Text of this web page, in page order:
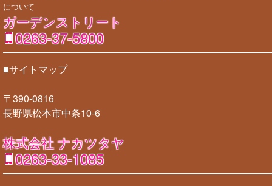
について
ガーデンストリート
0263-37-5800
■サイトマップ
〒390-0816
長野県松本市中条10-6
株式会社 ナカツタヤ
0263-33-1085